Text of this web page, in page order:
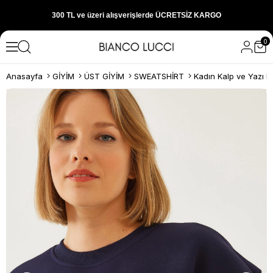
300 TL ve üzeri alışverişlerde ÜCRETSİZ KARGO
1000 TL ve üzeri alışverişlerde 150 TL İNDİRİM
Yeni sezon ürünlerini hemen keşfedin
300 TL ve üzeri alışverişlerde ÜCRETSİZ KARGO
1000 TL ve üzeri alışverişlerde 150 TL İNDİRİM
0
Anasayfa GİYİM ÜST GİYİM SWEATSHİRT